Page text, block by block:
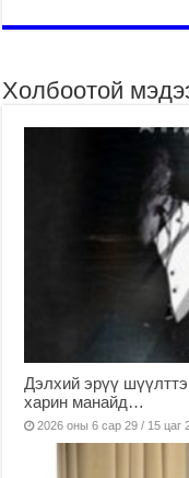
Холбоотой
Дэлхий эрүү
харин манайд…
2026 оны 6 сар 29 / 15 цаг